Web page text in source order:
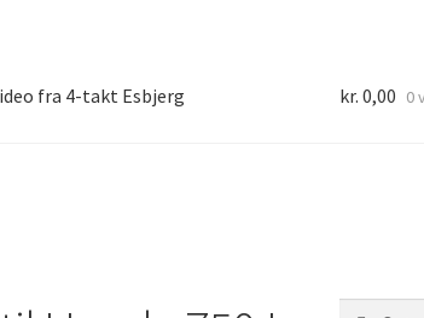
fra 4-takt Esbjerg kr. 0,00 0